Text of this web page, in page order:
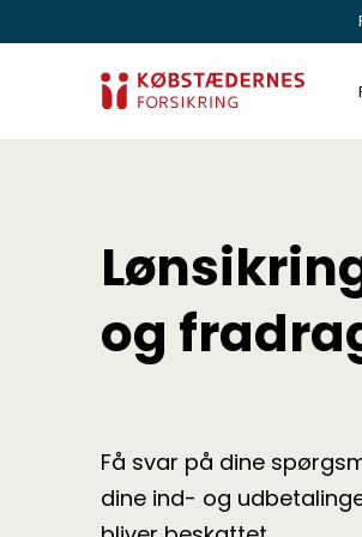
og
Få svar på dine
dine ind- og